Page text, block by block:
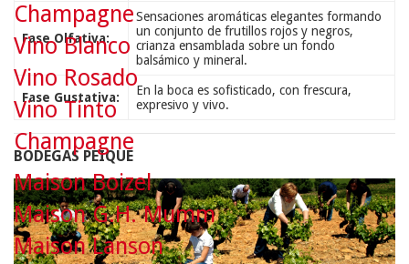
Fase Olfativa:
Sensaciones aromáticas elegantes formando
un conjunto de frutillos rojos y negros,
crianza ensamblada sobre un fondo
balsámico y mineral.
Fase Gustativa:
En la boca es sofisticado, con frescura,
expresivo y vivo.
BODEGAS PEIQUE
Champagne
Vino Blanco
Vino Rosado
Vino Tinto
Champagne
Maison Boizel
Maison G.H. Mumm
Maison Lanson